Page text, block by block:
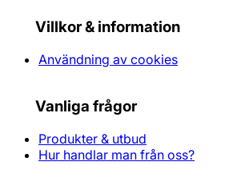
Villkor & information
Användning av cookies
Vanliga frågor
Produkter & utbud
Hur handlar man från oss?